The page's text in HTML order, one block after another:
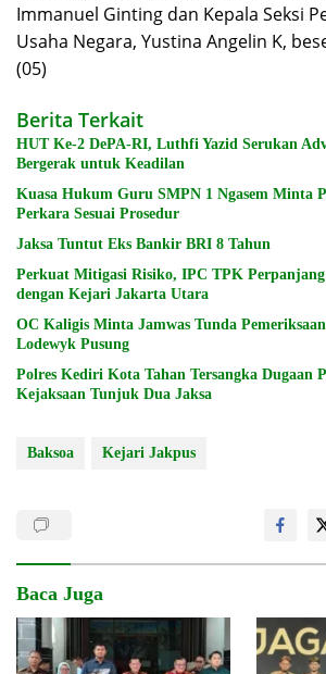
Immanuel Ginting dan Kepala Seksi
Usaha Negara, Yustina Angelin K,
(05)
Berita Terkait
HUT Ke-2 DePA-RI, Luthfi Yazid Serukan
Bergerak untuk Keadilan
Kuasa Hukum Guru SMPN 1 Ngasem Minta
Perkara Sesuai Prosedur
Jaksa Tuntut Eks Bankir BRI 8 Tahun
Perkuat Mitigasi Risiko, IPC TPK
dengan Kejari Jakarta Utara
OC Kaligis Minta Jamwas Tunda
Lodewyk Pusung
Polres Kediri Kota Tahan Tersangka Dugaan
Kejaksaan Tunjuk Dua Jaksa
Baksoa Kejari Jakpus
Baca Juga